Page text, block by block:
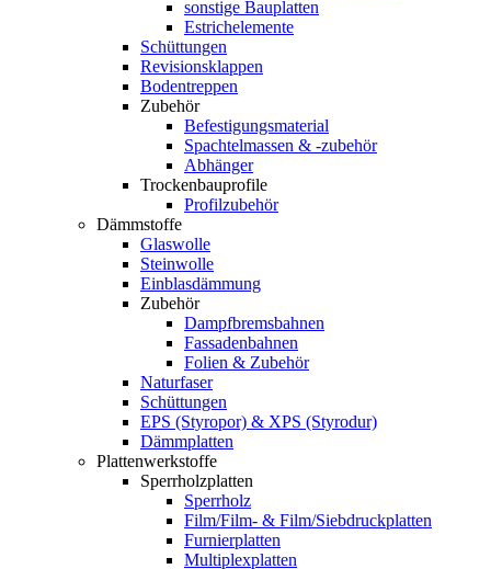
sonstige Bauplatten
Estrichelemente
Schüttungen
Revisionsklappen
Bodentreppen
Zubehör
Befestigungsmaterial
Spachtelmassen & -zubehör
Abhänger
Trockenbauprofile
Profilzubehör
Dämmstoffe
Glaswolle
Steinwolle
Einblasdämmung
Zubehör
Dampfbremsbahnen
Fassadenbahnen
Folien & Zubehör
Naturfaser
Schüttungen
EPS (Styropor) & XPS (Styrodur)
Dämmplatten
Plattenwerkstoffe
Sperrholzplatten
Sperrholz
Film/Film- & Film/Siebdruckplatten
Furnierplatten
Multiplexplatten